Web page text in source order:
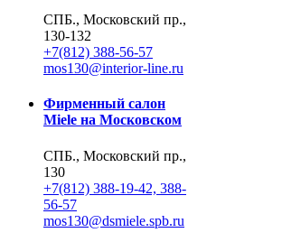
СПБ., Московский пр.,
130-132
+7(812) 388-56-57
mos130@interior-line.ru
Фирменный салон
Miele на Московском
СПБ., Московский пр.,
130
+7(812) 388-19-42, 388-
56-57
mos130@dsmiele.spb.ru